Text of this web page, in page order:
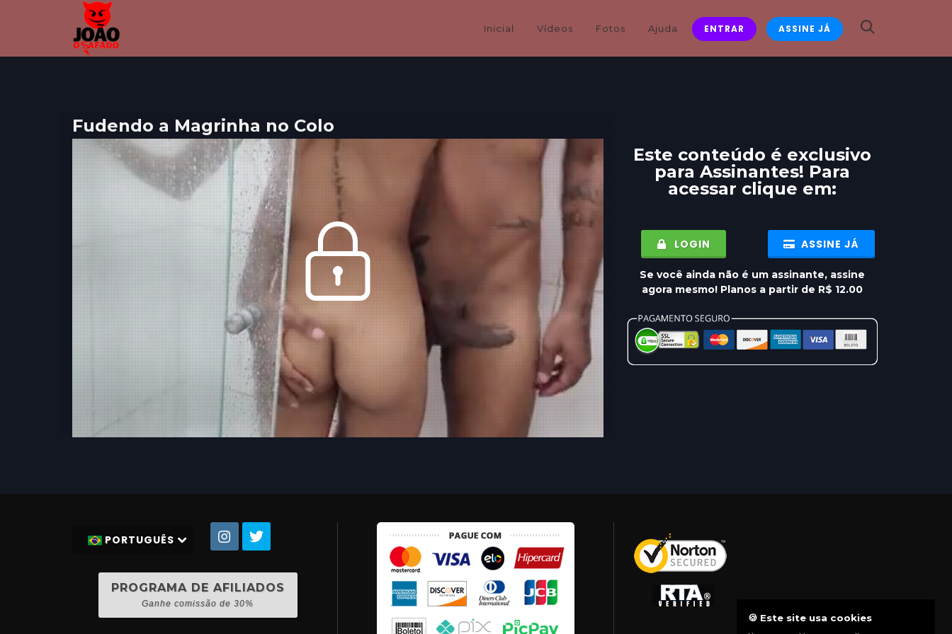
Inicial Vídeos Fotos Ajuda ENTRAR ASSINE JÁ
Fudendo a Magrinha no Colo
Este conteúdo é exclusivo
para Assinantes! Para
acessar clique em:
LOGIN ASSINE JÁ
Se você ainda não é um assinante, assine
agora mesmo! Planos a partir de R$ 12.00
PORTUGUÊS
PROGRAMA DE AFILIADOS
Ganhe comissão de 30%
🍪 Este site usa cookies